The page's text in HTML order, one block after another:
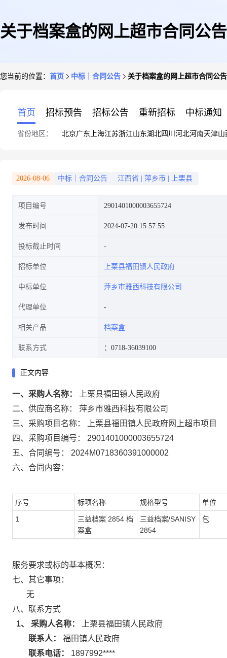
关于档案盒的网上超市合同公告
您当前的位置： 首页 中标｜合同公告 关于档案盒的网上超市合同公告
首页 招标预告 招标公告 重新招标 中标通知
省份地区： 北京广东 上海江苏浙江山东湖北四川 河北河南天津山
2026-08-06 中标｜合同公告 江西省 萍乡市 上栗县
项目编号 2901401000003655724
发布时间 2024-07-20 15:57:55
投标截止时间
招标单位 上栗县福田镇人民政府
中标单位 萍乡市雅西科技有限公司
代理单位
相关产品 档案盒
联系方式 ：0718-36039100
正文内容
一、采购人名称：
上栗县福田镇人民政府
二、供应商名称：
萍乡市雅西科技有限公司
三、采购项目名称：
上栗县福田镇人民政府网上超市项目
四、采购项目编号：
2901401000003655724
五、合同编号：
2024M0718360391000002
六、合同内容：
序号 标项名称 规格型号 单位
1
三益档案 2854 档
案盒
三益档案/SANISY
2854
包
服务要求或标的基本概况：
七、其它事项：
无
八、联系方式
1、 采购人名称：
上栗县福田镇人民政府
联系人：
福田镇人民政府
联系电话：
1897992****